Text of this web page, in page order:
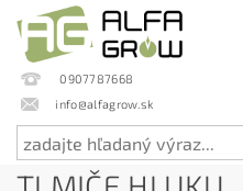
0907787668
info@alfagrow.sk